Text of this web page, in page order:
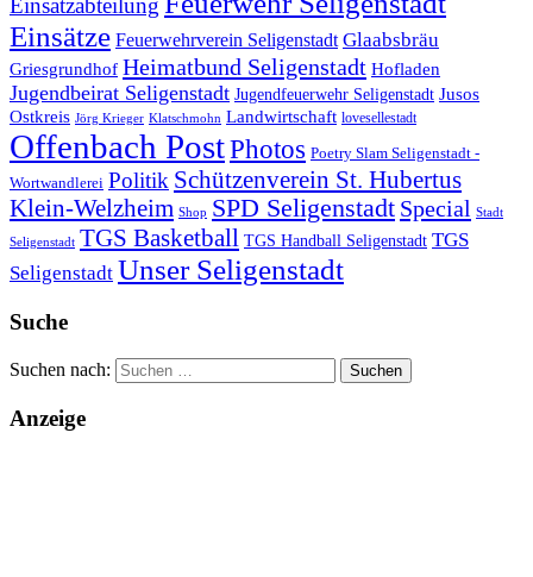
Einsatzabteilung
Einsätze Feuerwehrverein Seligenstadt Glaabsbräu
Griesgrundhof Heimatbund Seligenstadt Hofladen
Jugendbeirat Seligenstadt Jugendfeuerwehr Seligenstadt Jusos
Ostkreis Jörg Krieger Klatschmohn Landwirtschaft lovesellestadt
Offenbach PostPhotos Poetry Slam Seligenstadt -
Wortwandlerei Politik Schützenverein St. Hubertus
Klein-Welzheim Shop SPD Seligenstadt Special Stadt
Seligenstadt TGS Basketball TGS Handball Seligenstadt TGS
Seligenstadt Unser Seligenstadt
Suche
Suchen nach:
Anzeige